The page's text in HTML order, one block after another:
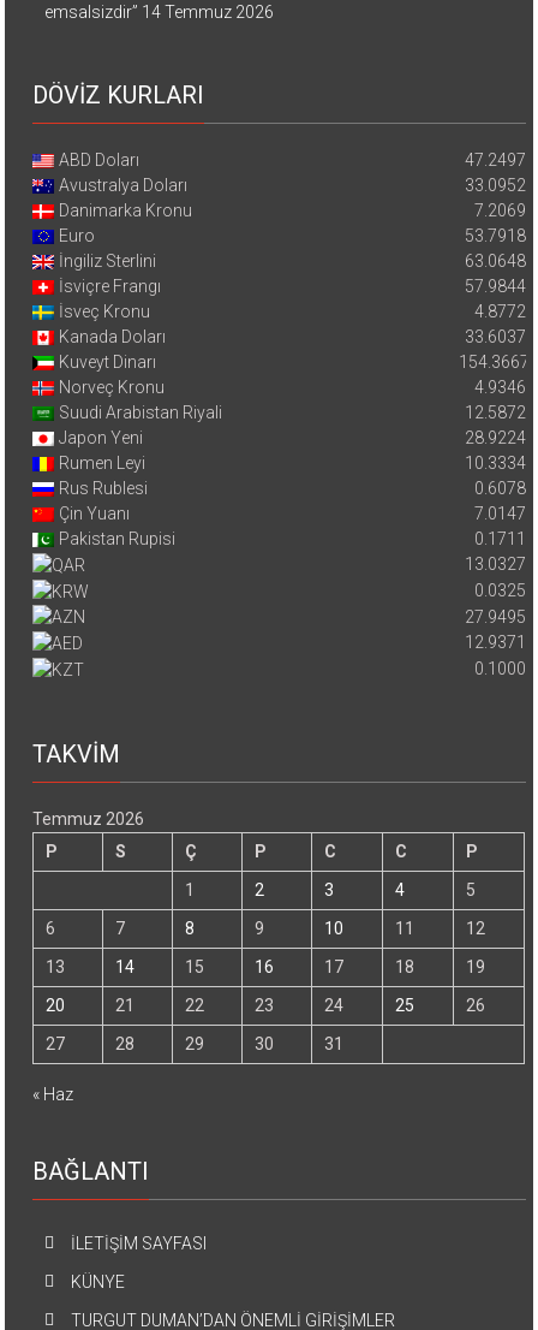
emsalsizdir” 14 Temmuz 2026
DÖVİZ KURLARI
ABD Doları
47.2497
Avustralya Doları
33.0952
Danimarka Kronu
7.2069
Euro
53.7918
İngiliz Sterlini
63.0648
İsviçre Frangı
57.9844
İsveç Kronu
4.8772
Kanada Doları
33.6037
Kuveyt Dinarı
154.3667
Norveç Kronu
4.9346
Suudi Arabistan Riyali
12.5872
Japon Yeni
28.9224
Rumen Leyi
10.3334
Rus Rublesi
0.6078
Çin Yuanı
7.0147
Pakistan Rupisi
0.1711
13.0327
0.0325
27.9495
12.9371
0.1000
TAKVİM
Temmuz 2026
P
S Ç P C C
P
1
2 3 4
5
6
7 8 9 10 11
12
13
14 15 16 17 18
19
20
21 22 23 24 25
26
27
28 29 30 31
« Haz
BAĞLANTI
İLETİŞİM SAYFASI
KÜNYE
TURGUT DUMAN’DAN ÖNEMLİ GİRİŞİMLER